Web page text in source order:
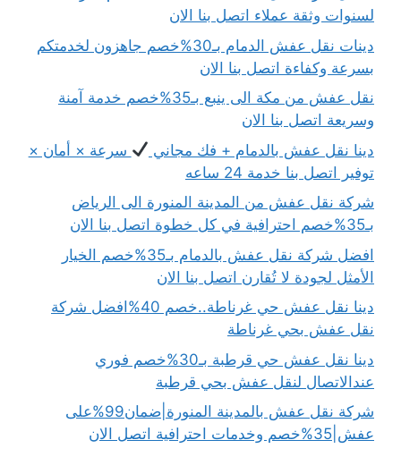
لسنوات وثقة عملاء اتصل بنا الان
دينات نقل عفش الدمام بـ30%خصم جاهزون لخدمتكم
بسرعة وكفاءة اتصل بنا الان
نقل عفش من مكة الى ينبع بـ35%خصم خدمة آمنة
وسريعة اتصل بنا الان
دينا نقل عفش بالدمام + فك مجاني
سرعة × أمان ×
توفير اتصل بنا خدمة 24 ساعه
شركة نقل عفش من المدينة المنورة الى الرياض
بـ35%خصم احترافية في كل خطوة اتصل بنا الان
افضل شركة نقل عفش بالدمام بـ35%خصم الخيار
الأمثل لجودة لا تُقارن اتصل بنا الان
دينا نقل عفش حي غرناطة..خصم 40%افضل شركة
نقل عفش بحي غرناطة
دينا نقل عفش حي قرطبة بـ30%خصم فوري
عندالاتصال لنقل عفش بحي قرطبة
شركة نقل عفش بالمدينة المنورة|ضمان99%على
عفش|35%خصم وخدمات احترافية اتصل الان